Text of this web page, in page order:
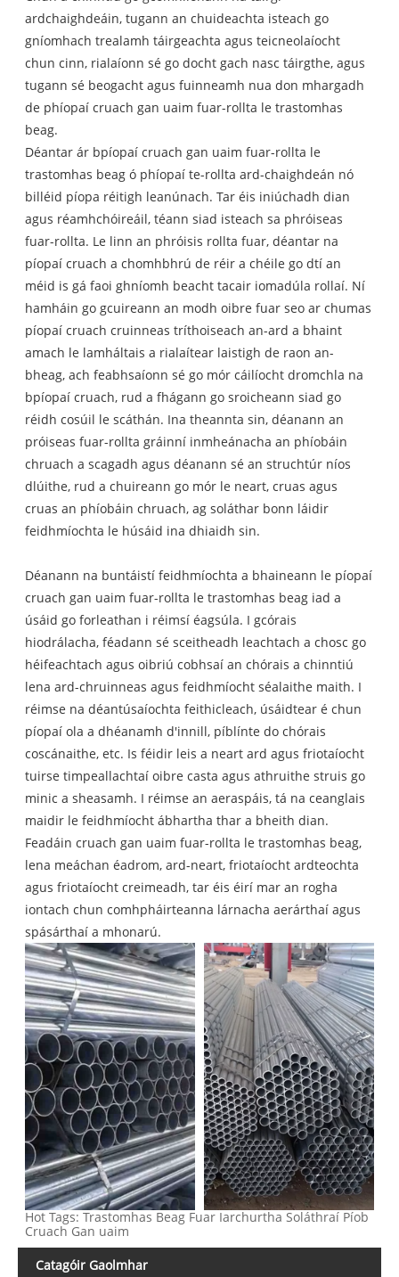
ardchaighdeáin, tugann an chuideachta isteach go
gníomhach trealamh táirgeachta agus teicneolaíocht
chun cinn, rialaíonn sé go docht gach nasc táirgthe, agus
tugann sé beogacht agus fuinneamh nua don mhargadh
de phíopaí cruach gan uaim fuar-rollta le trastomhas
beag.
Déantar ár bpíopaí cruach gan uaim fuar-rollta le
trastomhas beag ó phíopaí te-rollta ard-chaighdeán nó
billéid píopa réitigh leanúnach. Tar éis iniúchadh dian
agus réamhchóireáil, téann siad isteach sa phróiseas
fuar-rollta. Le linn an phróisis rollta fuar, déantar na
píopaí cruach a chomhbhrú de réir a chéile go dtí an
méid is gá faoi ghníomh beacht tacair iomadúla rollaí. Ní
hamháin go gcuireann an modh oibre fuar seo ar chumas
píopaí cruach cruinneas tríthoiseach an-ard a bhaint
amach le lamháltais a rialaítear laistigh de raon an-
bheag, ach feabhsaíonn sé go mór cáilíocht dromchla na
bpíopaí cruach, rud a fhágann go sroicheann siad go
réidh cosúil le scáthán. Ina theannta sin, déanann an
próiseas fuar-rollta gráinní inmheánacha an phíobáin
chruach a scagadh agus déanann sé an struchtúr níos
dlúithe, rud a chuireann go mór le neart, cruas agus
cruas an phíobáin chruach, ag soláthar bonn láidir
feidhmíochta le húsáid ina dhiaidh sin.
Déanann na buntáistí feidhmíochta a bhaineann le píopaí
cruach gan uaim fuar-rollta le trastomhas beag iad a
úsáid go forleathan i réimsí éagsúla. I gcórais
hiodrálacha, féadann sé sceitheadh ​​leachtach a chosc go
héifeachtach agus oibriú cobhsaí an chórais a chinntiú
lena ard-chruinneas agus feidhmíocht séalaithe maith. I
réimse na déantúsaíochta feithicleach, úsáidtear é chun
píopaí ola a dhéanamh d'innill, píblínte do chórais
coscánaithe, etc. Is féidir leis a neart ard agus friotaíocht
tuirse timpeallachtaí oibre casta agus athruithe struis go
minic a sheasamh. I réimse an aeraspáis, tá na ceanglais
maidir le feidhmíocht ábhartha thar a bheith dian.
Feadáin cruach gan uaim fuar-rollta le trastomhas beag,
lena meáchan éadrom, ard-neart, friotaíocht ardteochta
agus friotaíocht creimeadh, tar éis éirí mar an rogha
iontach chun comhpháirteanna lárnacha aerárthaí agus
spásárthaí a mhonarú.
Hot Tags: Trastomhas Beag Fuar Iarchurtha Soláthraí Píob
Cruach Gan uaim
Catagóir Gaolmhar